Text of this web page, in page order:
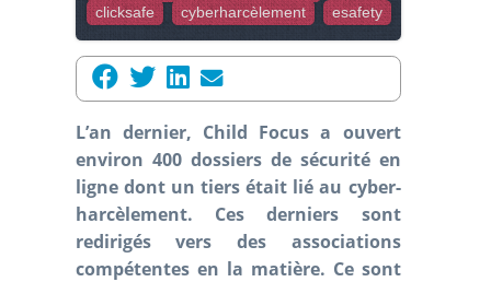
clicksafe
cyberharcèlement esafety
L’an dernier, Child Focus a ouvert
environ 400 dossiers de sécurité en
ligne dont un tiers était lié au cyber-
harcèlement. Ces derniers sont
redirigés vers des associations
compétentes en la matière. Ce sont